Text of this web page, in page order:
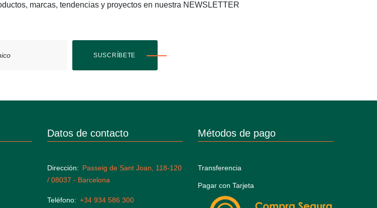
marcas, tendencias y proyectos en nuestra NEWSLETTER
SUSCRÍBETE
Datos de contacto
Dirección
Passeig de Sant Joan, 118-120
/ 08037 - Barcelona
Teléfono +34 934 586 300
Métodos de pago
Transferencia
Pagar con Tarjeta